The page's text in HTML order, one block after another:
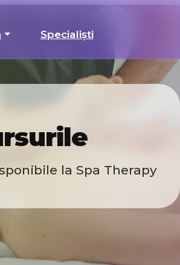
Specialiști
la Spa Therapy